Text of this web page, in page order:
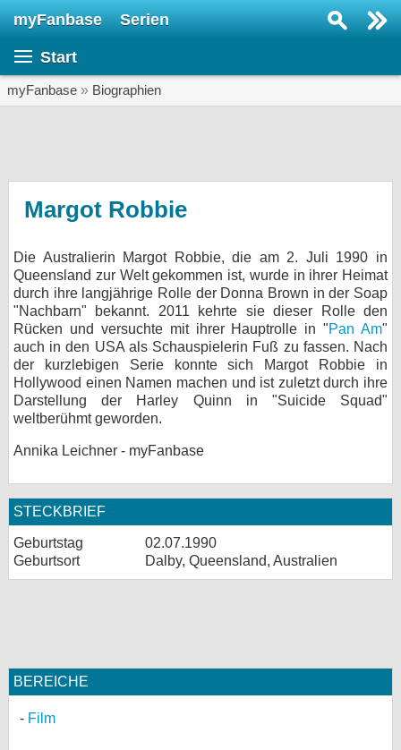
myFanbase Serien
Start
myFanbase » Biographien
Margot Robbie
Die Australierin Margot Robbie, die am 2. Juli 1990 in
Queensland zur Welt gekommen ist, wurde in ihrer Heimat
durch ihre langjährige Rolle der Donna Brown in der Soap
"Nachbarn" bekannt. 2011 kehrte sie dieser Rolle den
Rücken und versuchte mit ihrer Hauptrolle in "Pan Am"
auch in den USA als Schauspielerin Fuß zu fassen. Nach
der kurzlebigen Serie konnte sich Margot Robbie in
Hollywood einen Namen machen und ist zuletzt durch ihre
Darstellung der Harley Quinn in "Suicide Squad"
weltberühmt geworden.
Annika Leichner - myFanbase
STECKBRIEF
Geburtstag
02.07.1990
Geburtsort
Dalby, Queensland, Australien
BEREICHE
Film
KULTUR
Specials
SERVICE
Gewinnspiele
Forum
Kontakt
Nutzungsbedingungen